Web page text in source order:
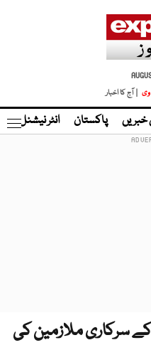
وی | آج کا اخبار
پاکستان انٹر نیشنل
سرکاری ملازمین کی